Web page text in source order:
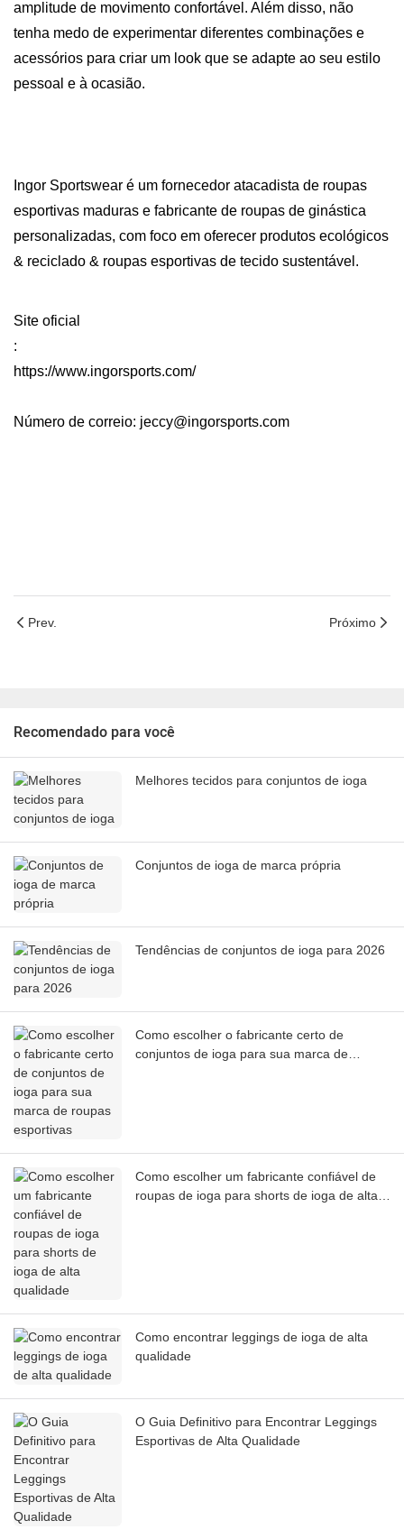
amplitude de movimento confortável. Além disso, não
tenha medo de experimentar diferentes combinações e
acessórios para criar um look que se adapte ao seu estilo
pessoal e à ocasião.
Ingor Sportswear é um fornecedor atacadista de roupas
esportivas maduras e fabricante de roupas de ginástica
personalizadas, com foco em oferecer produtos ecológicos
Número de correio: jeccy@ingorsports.com
Prev. Próximo
Recomendado para você
Melhores tecidos para conjuntos de ioga
Conjuntos de ioga de marca própria
Tendências de conjuntos de ioga para 2026
Como escolher o fabricante certo de
conjuntos de ioga para sua marca de
Como escolher um fabricante confiável de
roupas de ioga para shorts de ioga de alta
Como encontrar leggings de ioga de alta
qualidade
O Guia Definitivo para Encontrar Leggings
Esportivas de Alta Qualidade